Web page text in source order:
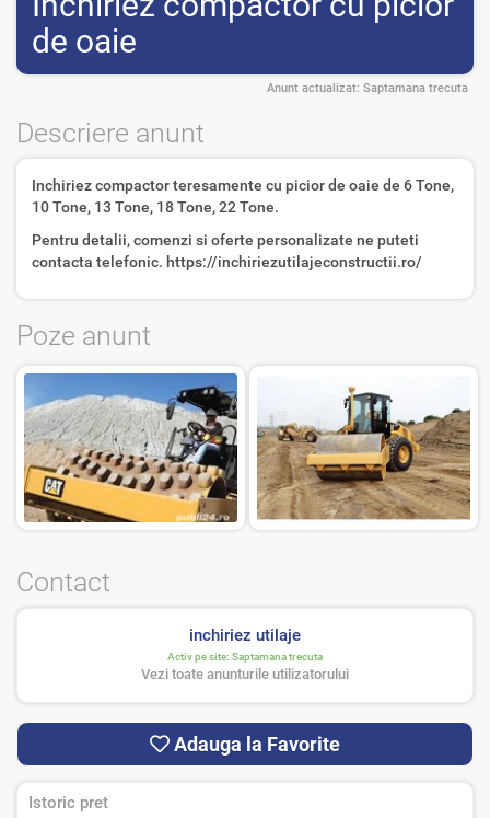
de oaie
Anunt actualizat: Saptamana trecuta
Descriere anunt
Inchiriez compactor teresamente cu picior de oaie de 6 Tone,
10 Tone, 13 Tone, 18 Tone, 22 Tone.
Pentru detalii, comenzi si oferte personalizate ne puteti
contacta telefonic. https://inchiriezutilajeconstructii.ro/
Poze anunt
Contact
inchiriez utilaje
Activ pe site: Saptamana trecuta
Vezi toate anunturile utilizatorului
Adauga la Favorite
Istoric pret